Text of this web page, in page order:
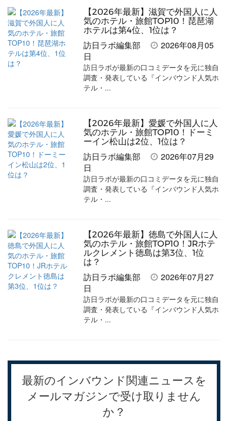
加
【2026年最新】滋賀で外国人に人
気のホテル・旅館TOP10！琵琶湖
ホテルは第4位、1位は？
訪日ラボ編集部
2026年08月05
日
訪日ラボが最新の口コミデータを元に独自
調査・発表している『インバウンド人気ホ
テル・...
【2026年最新】愛媛で外国人に人
気のホテル・旅館TOP10！ドーミ
ーイン松山は2位、1位は？
訪日ラボ編集部
2026年07月29
日
訪日ラボが最新の口コミデータを元に独自
調査・発表している『インバウンド人気ホ
テル・...
【2026年最新】徳島で外国人に人
気のホテル・旅館TOP10！JRホテ
ルクレメント徳島は第3位、1位
は？
訪日ラボ編集部
2026年07月27
日
訪日ラボが最新の口コミデータを元に独自
調査・発表している『インバウンド人気ホ
テル・...
最新のインバウンド関連ニュースを
メールマガジンで受け取りません
か？